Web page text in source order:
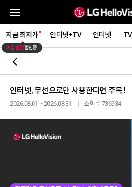
지금 최저가 인터넷+TV 인터넷 TV
이달 한정할인중!
인터넷, 무선으로만 사용한다면 주목!
2026.08.01 ~ 2026.08.31 조회수 736934